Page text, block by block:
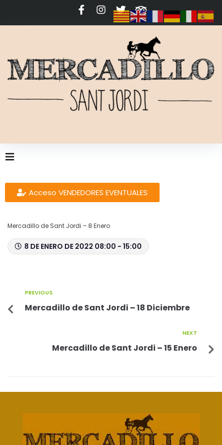
Acceso VENDEDORES EVENTUALES
Mercadillo de Sant Jordi – 8 Enero
8 DE ENERO DE 2022 08:00 - 15:00
PREVIOUS
Mercadillo de Sant Jordi – 18 Diciembre
NEXT
Mercadillo de Sant Jordi – 15 Enero